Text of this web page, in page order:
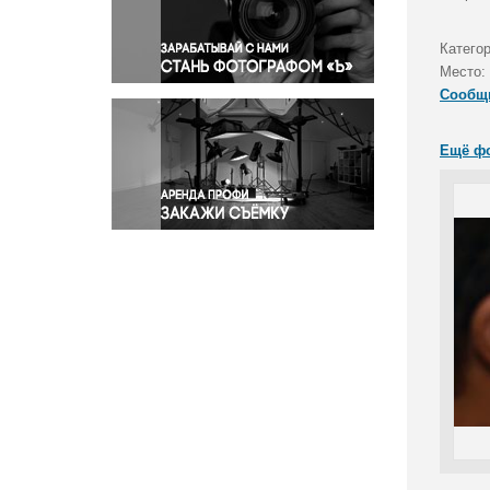
Правосудие
Происшествия и конфликты
Религия
Светская жизнь
Спорт
Экология
Экономика и бизнес
Место:
Ещё